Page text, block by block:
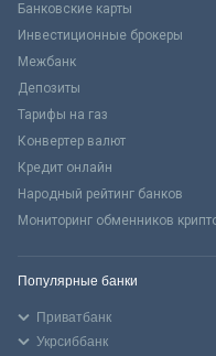
Банковские карты
Инвестиционные брокеры
Межбанк
Депозиты
Тарифы на газ
Конвертер валют
Кредит онлайн
Народный рейтинг банков
Мониторинг обменников
Популярные банки
Приватбанк
Укрсиббанк